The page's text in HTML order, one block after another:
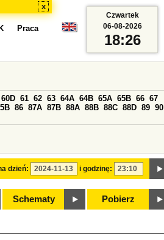
x
Praca
dzień: i godzinę:
60D 61 62 63 64A 64B 65A 65B 66 67
86 87A 87B 88A 88B 88C 88D 89 90
Schematy Pobierz
Czwartek
06-08-2026
18:26